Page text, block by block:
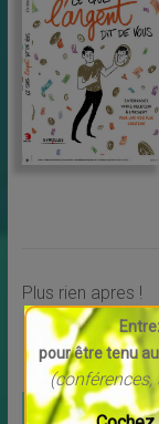
Plus rien apres !
UNE
pour être tenu